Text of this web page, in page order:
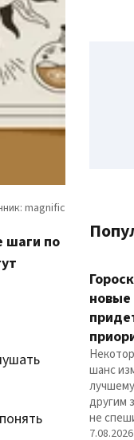
шаги по
шанс
другим
не